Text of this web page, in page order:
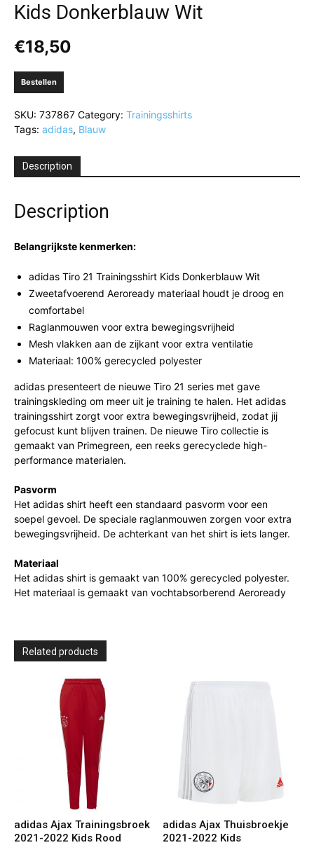
Kids Donkerblauw Wit
€18,50
Bestellen
SKU: 737867 Category: Trainingsshirts
Tags: adidas, Blauw
Description
Description
Belangrijkste kenmerken:
adidas Tiro 21 Trainingsshirt Kids Donkerblauw Wit
Zweetafvoerend Aeroready materiaal houdt je droog en
comfortabel
Raglanmouwen voor extra bewegingsvrijheid
Mesh vlakken aan de zijkant voor extra ventilatie
Materiaal: 100% gerecycled polyester
adidas presenteert de nieuwe Tiro 21 series met gave
trainingskleding om meer uit je training te halen. Het adidas
trainingsshirt zorgt voor extra bewegingsvrijheid, zodat jij
gefocust kunt blijven trainen. De nieuwe Tiro collectie is
gemaakt van Primegreen, een reeks gerecyclede high-
performance materialen.
Pasvorm
Het adidas shirt heeft een standaard pasvorm voor een
soepel gevoel. De speciale raglanmouwen zorgen voor extra
bewegingsvrijheid. De achterkant van het shirt is iets langer.
Materiaal
Het adidas shirt is gemaakt van 100% gerecycled polyester.
Het materiaal is gemaakt van vochtabsorberend Aeroready
Related products
adidas Ajax Trainingsbroek
2021-2022 Kids Rood
adidas Ajax Thuisbroekje
2021-2022 Kids